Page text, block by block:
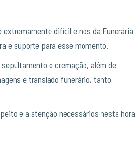
extremamente difícil e nós da Funerária
e suporte para esse momento.
e cremação, além de
e translado funerário, tanto
e a atenção necessários nesta hora